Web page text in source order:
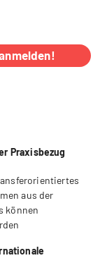
Praxisbezug
aus der
können